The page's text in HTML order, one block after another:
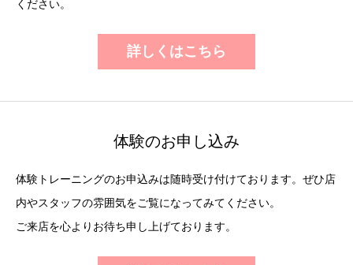
ください。
詳しくはこちら
体験のお申し込み
体験トレーニングのお申込みは随時受け付けております。ぜひ店
内やスタッフの雰囲気をご覧になってみてください。
ご来店を心よりお待ち申し上げております。